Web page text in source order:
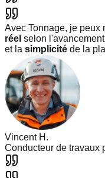
Avec Tonnage, je peux
réel selon
et la simplicité de la
Vincent H.
Conducteur de travaux